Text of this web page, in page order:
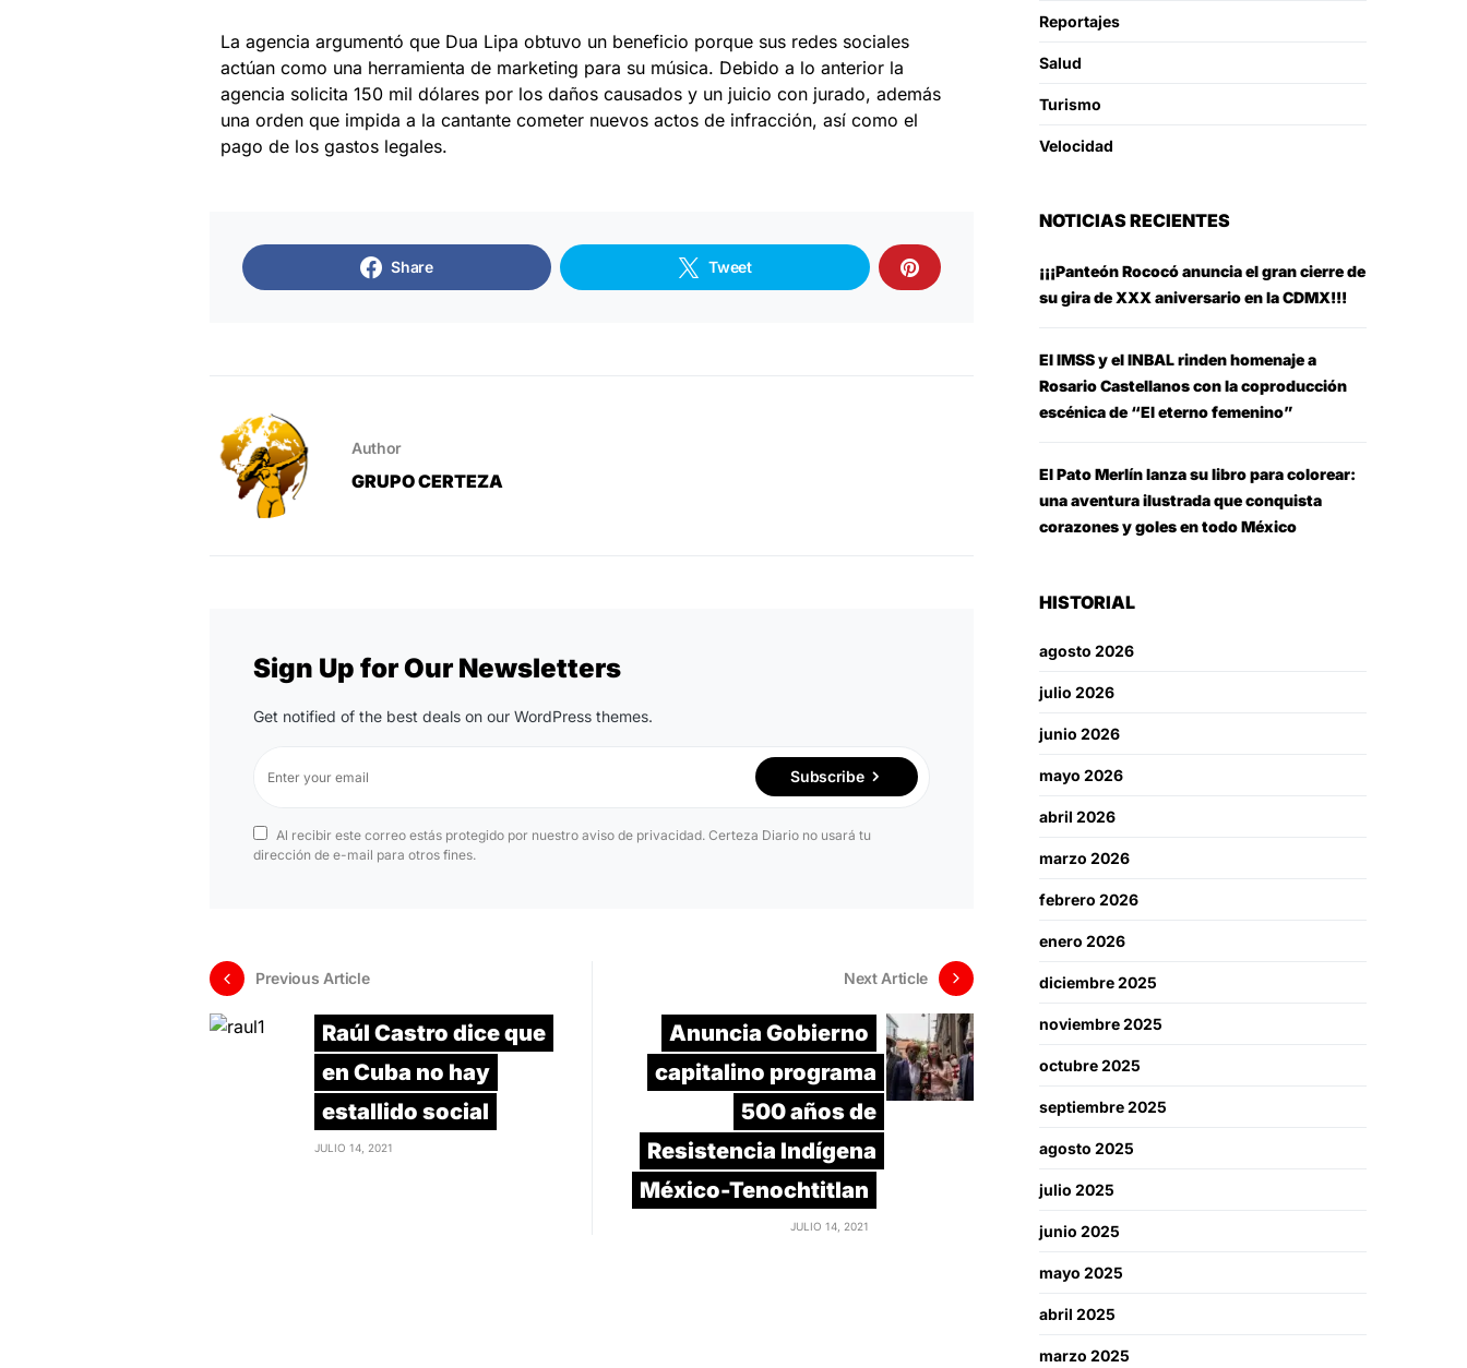
La agencia argumentó que Dua Lipa obtuvo un beneficio porque sus redes sociales
actúan como una herramienta de marketing para su música. Debido a lo anterior la
agencia solicita 150 mil dólares por los daños causados y un juicio con jurado, además
una orden que impida a la cantante cometer nuevos actos de infracción, así como el
pago de los gastos legales.
Share Tweet
Author
GRUPO CERTEZA
Sign Up for Our Newsletters
Get notified of the best deals on our WordPress themes.
Subscribe
Al recibir este correo estás protegido por nuestro aviso de privacidad. Certeza Diario no usará tu
dirección de e-mail para otros fines.
Previous Article
Raúl Castro dice que
en Cuba no hay
estallido social
JULIO 14, 2021
Next Article
Anuncia Gobierno
capitalino programa
500 años de
Resistencia Indígena
México-Tenochtitlan
JULIO 14, 2021
Reportajes
Salud
Turismo
Velocidad
NOTICIAS RECIENTES
¡¡¡Panteón Rococó anuncia el gran cierre de
su gira de XXX aniversario en la CDMX!!!
El IMSS y el INBAL rinden homenaje a
Rosario Castellanos con la coproducción
escénica de “El eterno femenino”
El Pato Merlín lanza su libro para colorear:
una aventura ilustrada que conquista
corazones y goles en todo México
HISTORIAL
agosto 2026
julio 2026
junio 2026
mayo 2026
abril 2026
marzo 2026
febrero 2026
enero 2026
diciembre 2025
noviembre 2025
octubre 2025
septiembre 2025
agosto 2025
julio 2025
junio 2025
mayo 2025
abril 2025
marzo 2025